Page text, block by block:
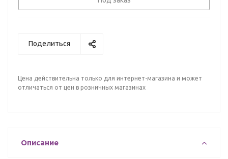
Поделиться
Цена действительна только для интернет-магазина и может
отличаться от цен в розничных магазинах
Описание